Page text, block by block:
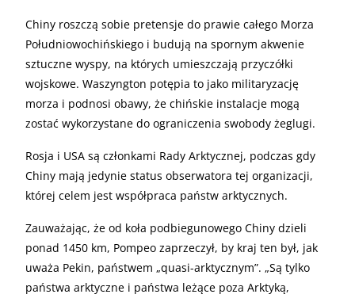
Chiny roszczą sobie pretensje do prawie całego Morza
Południowochińskiego i budują na spornym akwenie
sztuczne wyspy, na których umieszczają przyczółki
wojskowe. Waszyngton potępia to jako militaryzację
morza i podnosi obawy, że chińskie instalacje mogą
zostać wykorzystane do ograniczenia swobody żeglugi.
Rosja i USA są członkami Rady Arktycznej, podczas gdy
Chiny mają jedynie status obserwatora tej organizacji,
której celem jest współpraca państw arktycznych.
Zauważając, że od koła podbiegunowego Chiny dzieli
ponad 1450 km, Pompeo zaprzeczył, by kraj ten był, jak
uważa Pekin, państwem „quasi-arktycznym”. „Są tylko
państwa arktyczne i państwa leżące poza Arktyką,